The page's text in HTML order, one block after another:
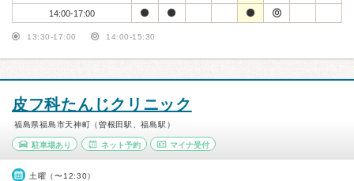
14:00-17:00
13:30-17:00 14:00-15:30
皮フ科たんじクリニック
福島県福島市天神町（曽根田駅、福島駅）
駐車場あり ネット予約 マイナ受付
土曜（〜12:30）